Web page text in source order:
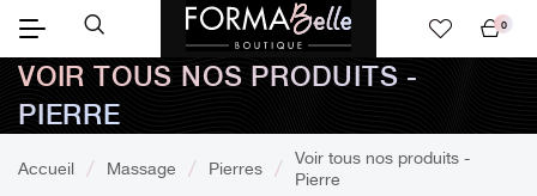
panier
0
VOIR TOUS NOS PRODUITS -
PIERRE
Accueil Massage Pierres
Voir tous nos produits -
Pierre